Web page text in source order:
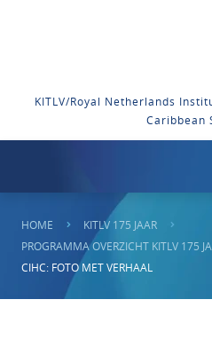
KITLV/Royal Netherlands
Caribbean
HOME
KITLV 175 JAAR
PROGRAMMA OVERZICHT KITLV 175
CIHC: FOTO MET VERHAAL